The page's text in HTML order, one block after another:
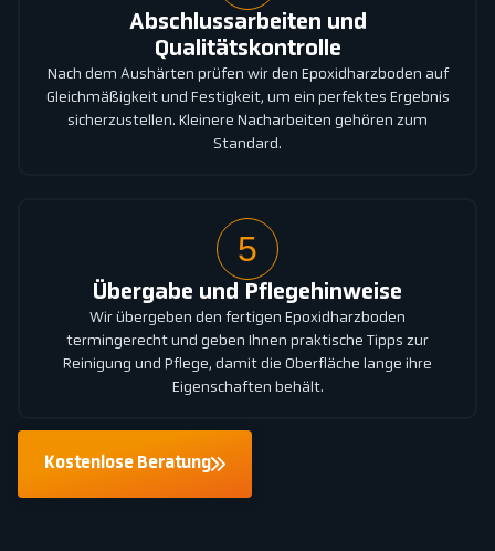
Abschlussarbeiten und
Qualitätskontrolle
Nach dem Aushärten prüfen wir den Epoxidharzboden auf
Gleichmäßigkeit und Festigkeit, um ein perfektes Ergebnis
sicherzustellen. Kleinere Nacharbeiten gehören zum
Standard.
5
Übergabe und Pflegehinweise
Wir übergeben den fertigen Epoxidharzboden
termingerecht und geben Ihnen praktische Tipps zur
Reinigung und Pflege, damit die Oberfläche lange ihre
Eigenschaften behält.
Kostenlose Beratung